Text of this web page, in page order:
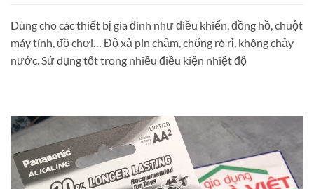
Dùng cho các thiết bị gia đình như điều khiển, đồng hồ, chuột
máy tính, đồ chơi… Độ xả pin chậm, chống rò rỉ, không chảy
nước. Sử dụng tốt trong nhiều điều kiện nhiệt độ